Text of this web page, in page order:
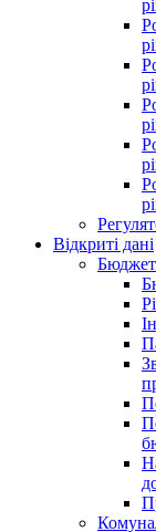
Відкриті дані
Бюджет